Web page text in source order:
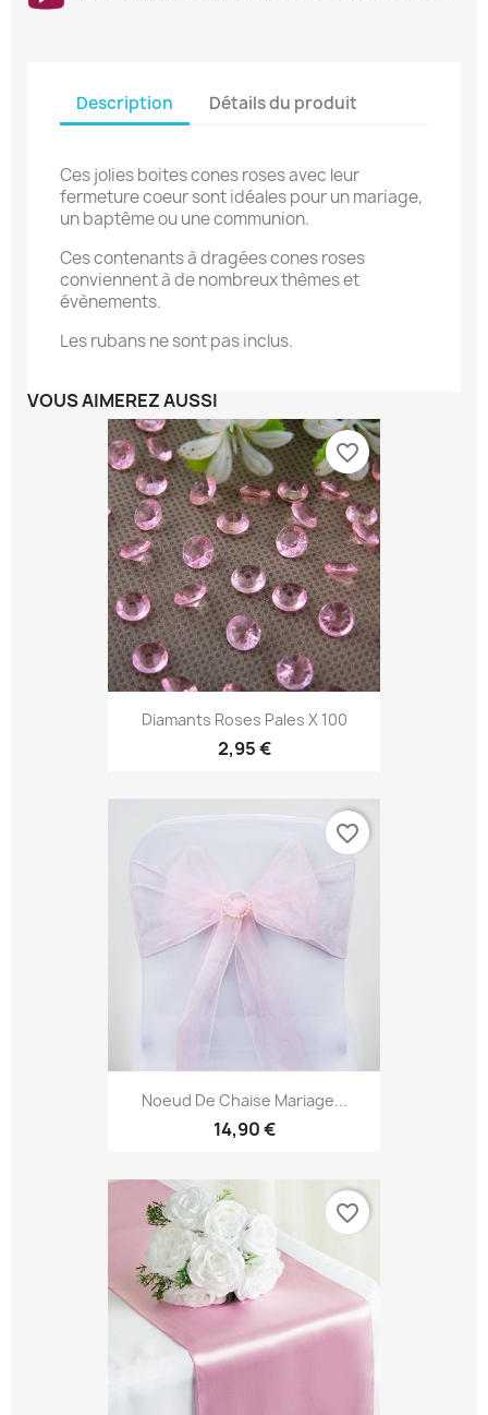
Description Détails du produit
Ces jolies boites cones roses avec leur
fermeture coeur sont idéales pour un mariage,
un baptême ou une communion.
Ces contenants à dragées cones roses
conviennent à de nombreux thèmes et
évènements.
Les rubans ne sont pas inclus.
VOUS AIMEREZ AUSSI
Diamants Roses Pales X 100
2,95 €
favorite_border
Noeud De Chaise Mariage...
14,90 €
favorite_border
favorite_border